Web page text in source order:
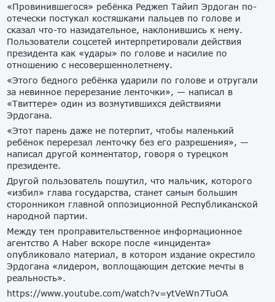
«Провинившегося» ребëнка Реджеп Тайип Эрдоган по-
отечески постукал костяшками пальцев по голове и
сказал что-то назидательное, наклонившись к нему.
Пользователи соцсетей интерпретировали действия
президента как «удары» по голове и насилие по
отношению с несовершеннолетнему.
«Этого бедного ребëнка ударили по голове и отругали
за невинное перерезание ленточки», — написал в
«Твиттере» один из возмутившихся действиями
Эрдогана.
«Этот парень даже не потерпит, чтобы маленький
ребëнок перерезал ленточку без его разрешения», —
написал другой комментатор, говоря о турецком
президенте.
Другой пользователь пошутил, что мальчик, которого
«избил» глава государства, станет самым большим
сторонником главной оппозиционной Республиканской
народной партии.
Между тем проправительственное информационное
агентство A Haber вскоре после «инцидента»
опубликовало материал, в котором издание окрестило
Эрдогана «лидером, воплощающим детские мечты в
реальность».
https://www.youtube.com/watch?v=ytVeWn7TuOA